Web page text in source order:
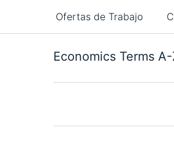
Main
navigation
Ofertas de Trabajo
Economics Terms